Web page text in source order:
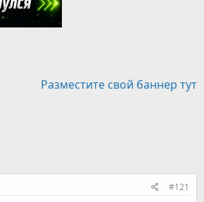
Разместите свой баннер тут
#121